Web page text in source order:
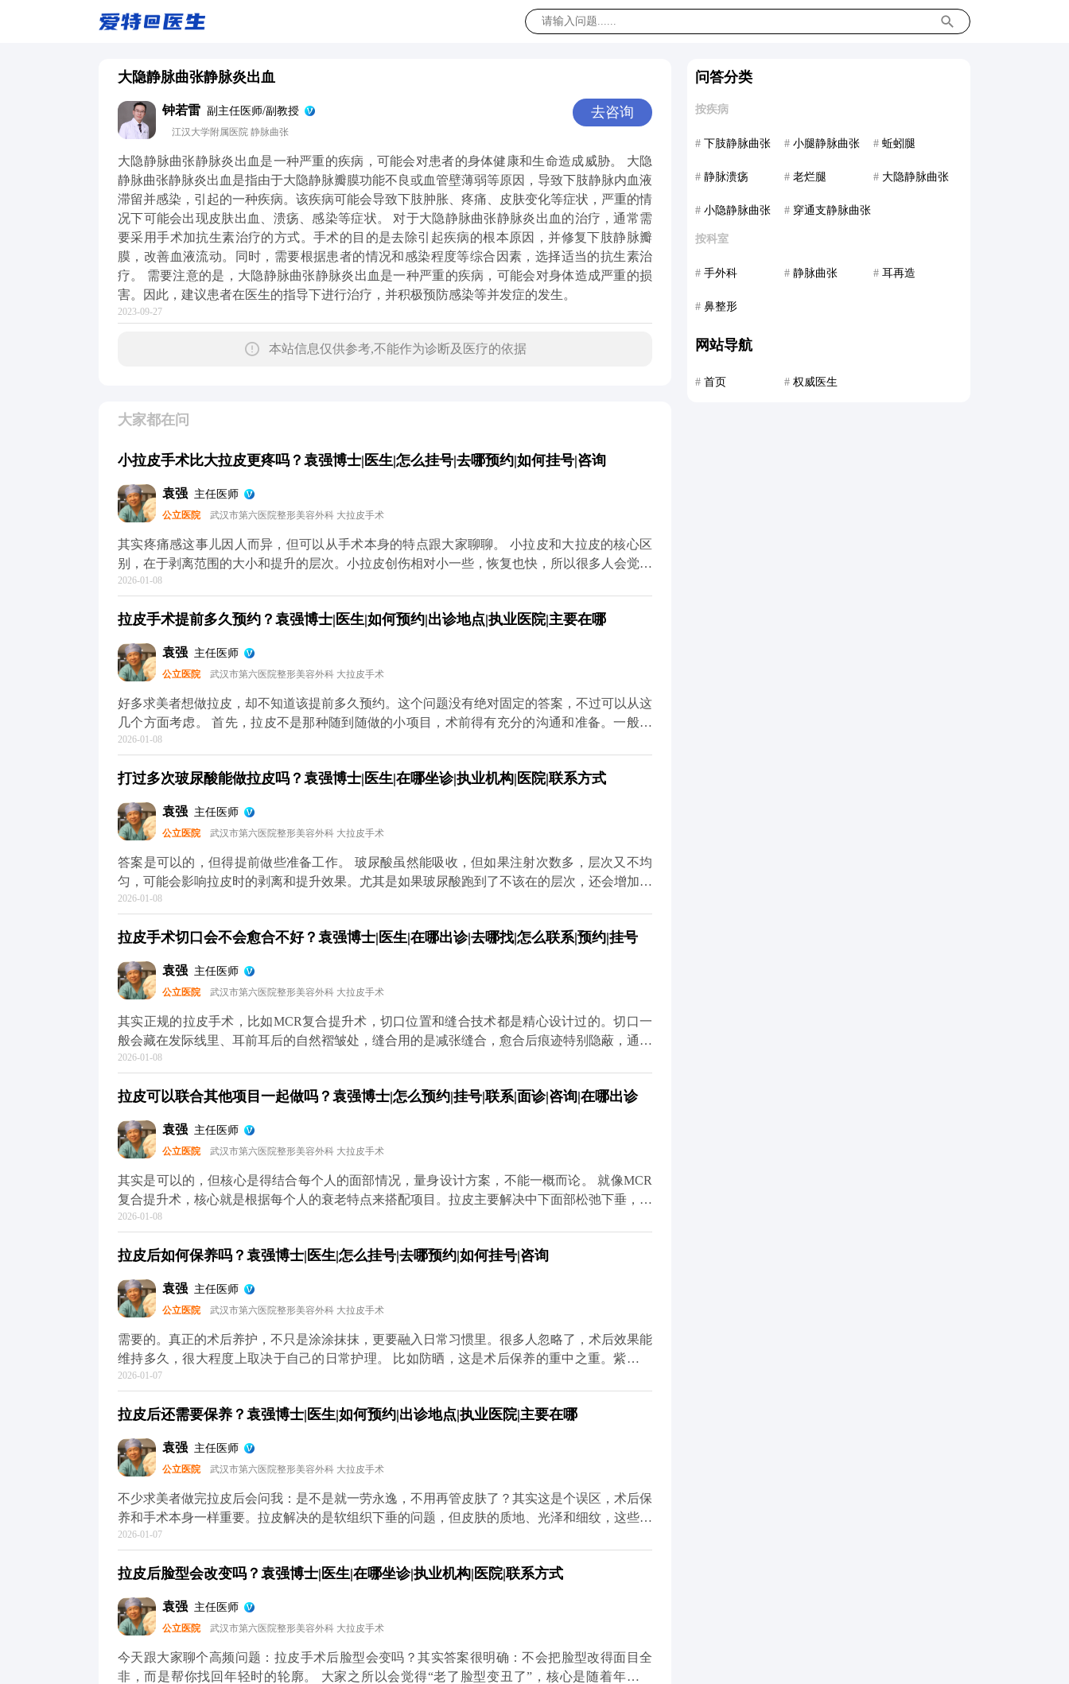
大隐静脉曲张静脉炎出血
钟若雷 副主任医师/副教授 去咨询
江汉大学附属医院 静脉曲张
大隐静脉曲张静脉炎出血是一种严重的疾病，可能会对患者的身体健康和生命造成威胁。 大隐
静脉曲张静脉炎出血是指由于大隐静脉瓣膜功能不良或血管壁薄弱等原因，导致下肢静脉内血液
滞留并感染，引起的一种疾病。该疾病可能会导致下肢肿胀、疼痛、皮肤变化等症状，严重的情
况下可能会出现皮肤出血、溃疡、感染等症状。 对于大隐静脉曲张静脉炎出血的治疗，通常需
要采用手术加抗生素治疗的方式。手术的目的是去除引起疾病的根本原因，并修复下肢静脉瓣
膜，改善血液流动。同时，需要根据患者的情况和感染程度等综合因素，选择适当的抗生素治
疗。 需要注意的是，大隐静脉曲张静脉炎出血是一种严重的疾病，可能会对身体造成严重的损
害。因此，建议患者在医生的指导下进行治疗，并积极预防感染等并发症的发生。
2023-09-27
本站信息仅供参考,不能作为诊断及医疗的依据
大家都在问
小拉皮手术比大拉皮更疼吗？袁强博士|医生|怎么挂号|去哪预约|如何挂号|咨询
袁强 主任医师
公立医院 武汉市第六医院整形美容外科 大拉皮手术
其实疼痛感这事儿因人而异，但可以从手术本身的特点跟大家聊聊。 小拉皮和大拉皮的核心区
别，在于剥离范围的大小和提升的层次。小拉皮创伤相对小一些，恢复也快，所以很多人会觉得
做小拉皮更轻松。但疼痛感真不是由手术大小完全决定的，更多是看个人耐受力、术中麻醉效果
疼痛感主要集中在恢复初期，但可以通过药物和物理方式缓解。我都会跟患者交代，术后多休
术式，关键还是要根据自己的衰老程度和预期效果，选适合自己的方案才对。 想知道更多关于
MCR复合提升术的问题，可以去官方媒体平台（公众号、百家号、小红薯）预约面诊，详细了
解。
2026-01-08
拉皮手术提前多久预约？袁强博士|医生|如何预约|出诊地点|执业医院|主要在哪
袁强 主任医师
公立医院 武汉市第六医院整形美容外科 大拉皮手术
好多求美者想做拉皮，却不知道该提前多久预约。这个问题没有绝对固定的答案，不过可以从这
几个方面考虑。 首先，拉皮不是那种随到随做的小项目，术前得有充分的沟通和准备。一般建
议至少提前1-2个月预约面诊，这样医生才有足够的时间了解你的面部情况、需求，帮你设计个
一定要提前规划好时间，避免恢复期和重要行程冲突。另外，手术前还得做一些必要的体检，确
术排期通常都比较满，提前预约才能避免等太久。建议大家只要有初步想法，就可以先过来咨
询，给自己和医生都留足准备时间。 想知道更多关于MCR复合提升术的问题，可以去官方媒体
平台（公众号、百家号、小红薯）预约面诊，详细了解。
2026-01-08
打过多次玻尿酸能做拉皮吗？袁强博士|医生|在哪坐诊|执业机构|医院|联系方式
袁强 主任医师
公立医院 武汉市第六医院整形美容外科 大拉皮手术
答案是可以的，但得提前做些准备工作。 玻尿酸虽然能吸收，但如果注射次数多，层次又不均
匀，可能会影响拉皮时的剥离和提升效果。尤其是如果玻尿酸跑到了不该在的层次，还会增加手
术的复杂度。 所以我一般建议，拉皮手术前先面诊检查，看看面部玻尿酸的分布情况。如果有
也能让提升效果更精准、更持久。 其实拉皮和填充并不冲突，关键是要找对时间、用对方式，
台（公众号、百家号、小红薯）预约面诊，详细了解。
2026-01-08
拉皮手术切口会不会愈合不好？袁强博士|医生|在哪出诊|去哪找|怎么联系|预约|挂号
袁强 主任医师
公立医院 武汉市第六医院整形美容外科 大拉皮手术
其实正规的拉皮手术，比如MCR复合提升术，切口位置和缝合技术都是精心设计过的。切口一
般会藏在发际线里、耳前耳后的自然褶皱处，缝合用的是减张缝合，愈合后痕迹特别隐蔽，通常
1-3个月就基本看不出来了。至于大家担心的耳朵变形，只要操作规范，这种情况很少出现。 当
物、海鲜和牛羊肉这些“发物”也先忌口，饮食清淡软烂一些。出院后可以散散步，但一个月内别
护理，拉皮切口愈合大多都很理想，不用过度焦虑。 想知道更多关于MCR复合提升术的问题，
可以去官方媒体平台（公众号、百家号、小红薯）预约面诊，详细了解。
2026-01-08
拉皮可以联合其他项目一起做吗？袁强博士|怎么预约|挂号|联系|面诊|咨询|在哪出诊
袁强 主任医师
公立医院 武汉市第六医院整形美容外科 大拉皮手术
其实是可以的，但核心是得结合每个人的面部情况，量身设计方案，不能一概而论。 就像MCR
复合提升术，核心就是根据每个人的衰老特点来搭配项目。拉皮主要解决中下面部松弛下垂，但
很多人眼周问题也很明显，比如上眼皮松、眼角往下掉，或者眼袋突出，这种时候单做拉皮就不
比如提眉能顺便改善眉形和上眼皮松弛，祛眼袋分内路和外路，内路适合单纯脂肪膨出的，外路
议，要是时间充裕，分阶段做会更稳妥。先做拉皮把整体轮廓提上来，等面部状态稳定了（大概
半年左右），再针对性调整眼周，这样最终效果会更协调自然。 想知道更多关于MCR复合提升
术的问题，可以去官方媒体平台（公众号、百家号、小红薯）预约面诊，详细了解。
2026-01-08
拉皮后如何保养吗？袁强博士|医生|怎么挂号|去哪预约|如何挂号|咨询
袁强 主任医师
公立医院 武汉市第六医院整形美容外科 大拉皮手术
需要的。真正的术后养护，不只是涂涂抹抹，更要融入日常习惯里。很多人忽略了，术后效果能
维持多久，很大程度上取决于自己的日常护理。 比如防晒，这是术后保养的重中之重。紫外线
是皮肤老化的头号元凶，术后如果不做好防晒，不仅容易出现色素沉着，还会加速胶原分解，让
容易暗沉，还可能让松弛问题复发。 另外，表情管理也很关键。虽然术后表情会慢慢恢复自
重要，要定期回访医生，根据皮肤的恢复状态调整保养方案。拉皮从来不是抗衰的终点，只是帮
你把皮肤状态拉回一个好的起点，后续的健康生活习惯，才是维持年轻态的核心。你对皮肤用
心，它自然会给你好的反馈。 想知道更多关于MCR复合提升术的问题，可以去官方媒体平台
（公众号、百家号、小红薯）预约面诊，详细了解。
2026-01-07
拉皮后还需要保养？袁强博士|医生|如何预约|出诊地点|执业医院|主要在哪
袁强 主任医师
公立医院 武汉市第六医院整形美容外科 大拉皮手术
不少求美者做完拉皮后会问我：是不是就一劳永逸，不用再管皮肤了？其实这是个误区，术后保
养和手术本身一样重要。拉皮解决的是软组织下垂的问题，但皮肤的质地、光泽和细纹，这些细
节同样影响年轻感。 手术能帮我们把面部组织复位到好的状态，但皮肤的自然衰老过程并没有
家术后用温和的护肤品，重点做好保湿和防晒，要是皮肤含水量不够，也可以在医生指导下配合
动态纹，时间久了会变成静态纹。定期在医生评估后打除皱针，能放松肌肉，延缓静态纹出现。
其实拉皮更像是抗衰的“基础工程”，帮你搭好紧致的框架，后续的保养就是填想知道更多关于
MCR复合提升术的问题，可以去官方媒体平台（公众号、百家号、小红薯）预约面诊，详细了
解。充细节，这样才能让年轻状态维持得更久。
2026-01-07
拉皮后脸型会改变吗？袁强博士|医生|在哪坐诊|执业机构|医院|联系方式
袁强 主任医师
公立医院 武汉市第六医院整形美容外科 大拉皮手术
今天跟大家聊个高频问题：拉皮手术后脸型会变吗？其实答案很明确：不会把脸型改得面目全
非，而是帮你找回年轻时的轮廓。 大家之所以会觉得“老了脸型变丑了”，核心是随着年龄增
问答分类
按疾病
# 下肢静脉曲张 # 小腿静脉曲张 # 蚯蚓腿
# 静脉溃疡 # 老烂腿 # 大隐静脉曲张
# 小隐静脉曲张 # 穿通支静脉曲张
按科室
# 手外科 # 静脉曲张 # 耳再造
# 鼻整形
网站导航
# 首页 # 权威医生